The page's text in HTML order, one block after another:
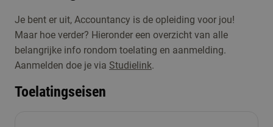
Je bent er uit, Accountancy is de opleiding voor jou!
Maar hoe verder? Hieronder een overzicht van alle
belangrijke info rondom toelating en aanmelding.
Aanmelden doe je via Studielink.
Toelatingseisen